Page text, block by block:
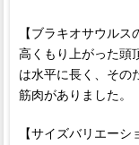
【ブラキオサウルス
高くもり上がった頭
は水平に長く、その
筋肉がありました。
【サイズバリエーシ